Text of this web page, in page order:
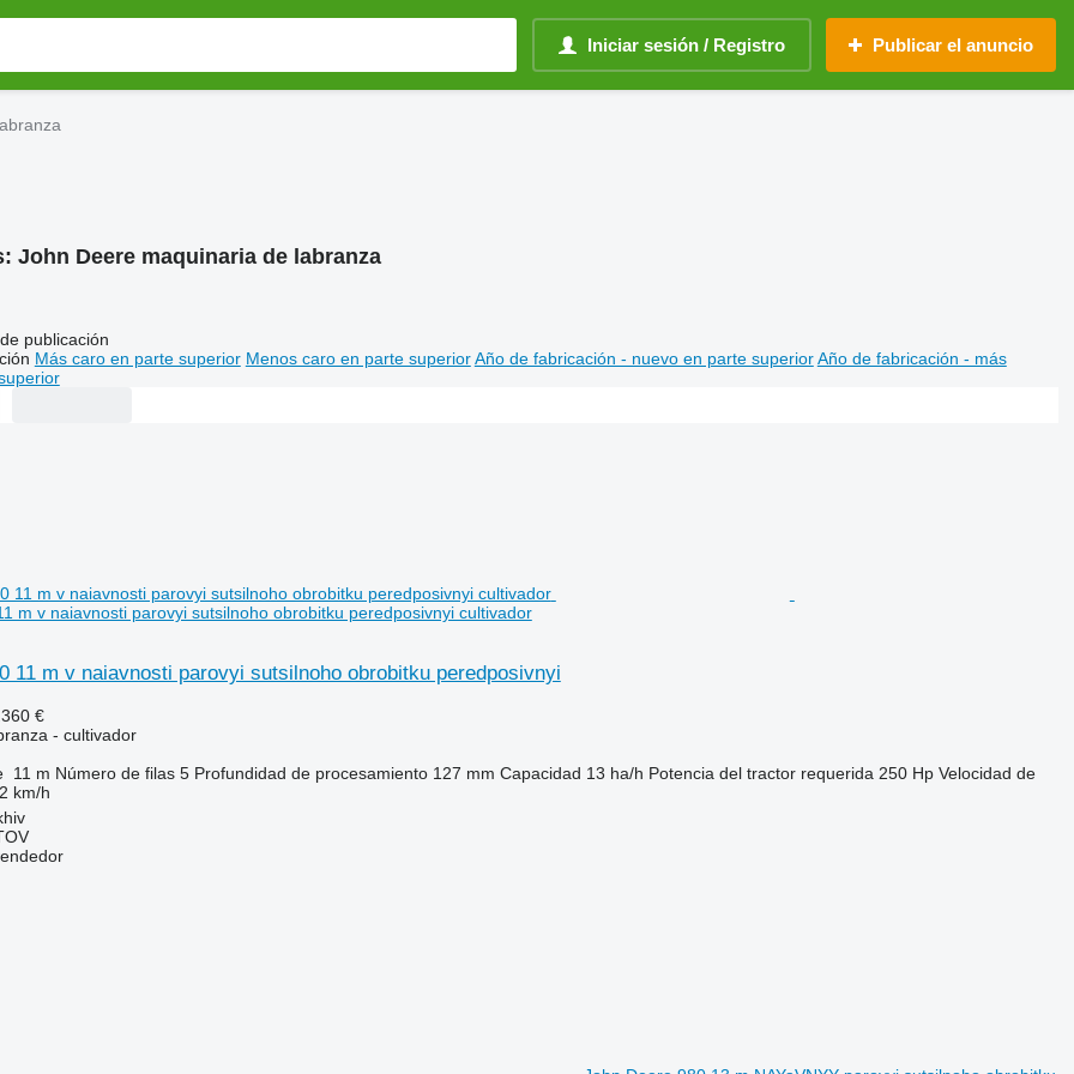
Iniciar sesión / Registro Publicar el anuncio
John Deere maquinaria de labranza
publicación
Más caro en parte superior Menos caro en parte superior Año de fabricación - nuevo en parte superior Año de fabricación - más
m v naiavnosti parovyi sutsilnoho obrobitku peredposivnyi cultivador
11 m v naiavnosti parovyi sutsilnoho obrobitku peredposivnyi
€
- cultivador
11 m Número de filas 5 Profundidad de procesamiento 127 mm Capacidad 13 ha/h Potencia del tractor requerida 250 Hp Velocidad de
km/h